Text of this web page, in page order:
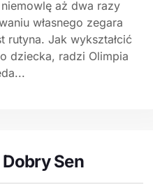
aż dwa razy
własnego zegara
rutyna. Jak wykształcić
dziecka, radzi Olimpia
Sen